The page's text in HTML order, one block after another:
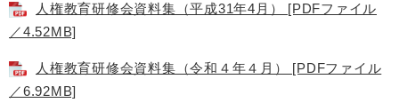
人権教育研修会資料集（平成31年4月） [PDFファイル
／4.52MB]
人権教育研修会資料集（令和４年４月） [PDFファイル
／6.92MB]